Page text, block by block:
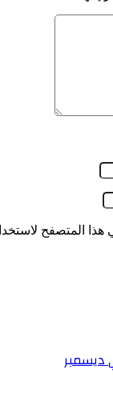
المتصفح
ديسمبر